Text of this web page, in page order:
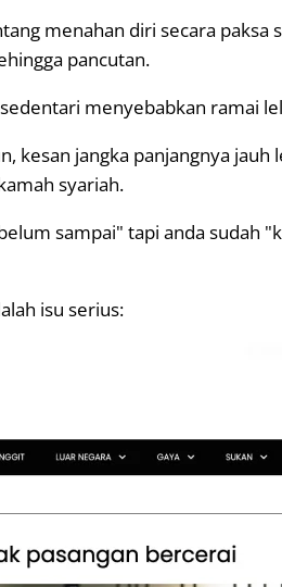
menahan diri secara
pancutan.
menyebabkan ramai
kesan jangka panjangnya
syariah.
sampai" tapi anda sudah
isu serius: